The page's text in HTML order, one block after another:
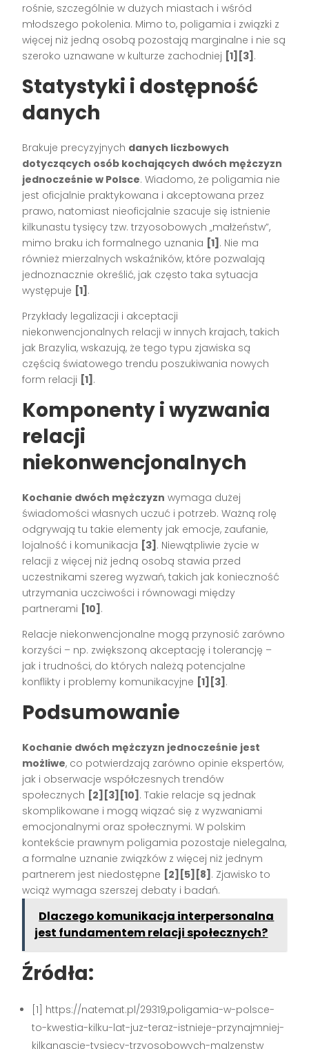
rośnie, szczególnie w dużych miastach i wśród
młodszego pokolenia. Mimo to, poligamia i związki z
więcej niż jedną osobą pozostają marginalne i nie są
szeroko uznawane w kulturze zachodniej [1][3] .
Statystyki i dostępność
danych
Brakuje precyzyjnych danych liczbowych
dotyczących osób kochających dwóch mężczyzn
jednocześnie w Polsce. Wiadomo, że poligamia nie
jest oficjalnie praktykowana i akceptowana przez
prawo, natomiast nieoficjalnie szacuje się istnienie
kilkunastu tysięcy tzw. trzyosobowych „małżeństw”,
mimo braku ich formalnego uznania [1] . Nie ma
również mierzalnych wskaźników, które pozwalają
jednoznacznie określić, jak często taka sytuacja
występuje [1] .
Przykłady legalizacji i akceptacji
niekonwencjonalnych relacji w innych krajach, takich
jak Brazylia, wskazują, że tego typu zjawiska są
częścią światowego trendu poszukiwania nowych
form relacji [1] .
Komponenty i wyzwania
relacji
niekonwencjonalnych
Kochanie dwóch mężczyzn wymaga dużej
świadomości własnych uczuć i potrzeb. Ważną rolę
odgrywają tu takie elementy jak emocje, zaufanie,
lojalność i komunikacja [3] . Niewątpliwie życie w
relacji z więcej niż jedną osobą stawia przed
uczestnikami szereg wyzwań, takich jak konieczność
utrzymania uczciwości i równowagi między
partnerami [10] .
Relacje niekonwencjonalne mogą przynosić zarówno
korzyści – np. zwiększoną akceptację i tolerancję –
jak i trudności, do których należą potencjalne
konflikty i problemy komunikacyjne [1][3] .
Podsumowanie
Kochanie dwóch mężczyzn jednocześnie jest
możliwe, co potwierdzają zarówno opinie ekspertów,
jak i obserwacje współczesnych trendów
społecznych [2][3][10] . Takie relacje są jednak
skomplikowane i mogą wiązać się z wyzwaniami
emocjonalnymi oraz społecznymi. W polskim
kontekście prawnym poligamia pozostaje nielegalna,
a formalne uznanie związków z więcej niż jednym
partnerem jest niedostępne [2][5][8] . Zjawisko to
wciąż wymaga szerszej debaty i badań.
Dlaczego komunikacja interpersonalna
jest fundamentem relacji społecznych?
Źródła:
[1] https://natemat.pl/29319,poligamia-w-polsce-
to-kwestia-kilku-lat-juz-teraz-istnieje-przynajmniej-
kilkanascie-tysiecy-trzyosobowych-malzenstw